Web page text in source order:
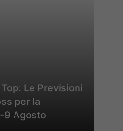
Le Previsioni
per la
9 Agosto